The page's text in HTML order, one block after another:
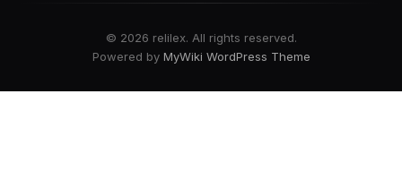
© 2026 relilex. All rights reserved.
Powered by MyWiki WordPress Theme